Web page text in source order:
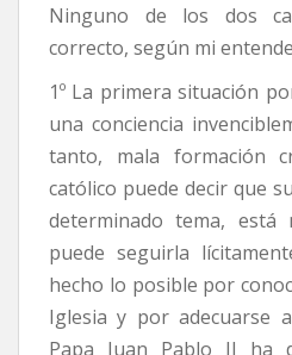
Ninguno de los dos
correcto, según mi
1º La primera situación
una conciencia
tanto, mala formación
católico puede decir que
determinado tema,
puede seguirla
hecho lo posible por
Iglesia y por adecuarse
Papa Juan Pablo II ha